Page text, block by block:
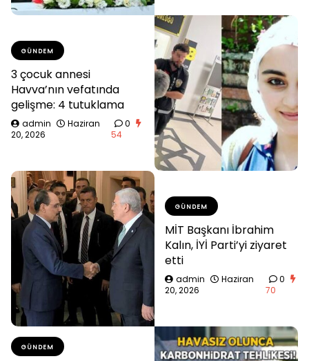
GÜNDEM
3 çocuk annesi
Havva’nın vefatında
gelişme: 4 tutuklama
admin
Haziran
20, 2026
0
54
GÜNDEM
MİT Başkanı İbrahim
Kalın, İYİ Parti’yi ziyaret
etti
admin
Haziran
20, 2026
0
70
GÜNDEM